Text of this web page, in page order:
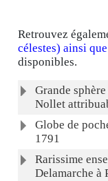
Retrouvez
célestes) ainsi
disponibles.
Articles
Titre
Grande
Nollet
Globe de
1791
Rarissime
Delamarche à